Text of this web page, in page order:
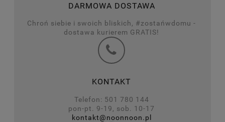
DARMOWA DOSTAWA
Chroń siebie i swoich bliskich, #zostańwdomu -
dostawa kurierem GRATIS!
KONTAKT
Telefon: 501 780 144
pon-pt. 9-19, sob. 10-17
kontakt@noonnoon.pl